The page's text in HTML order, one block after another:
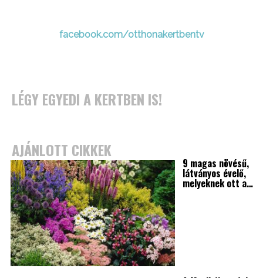
facebook.com/otthonakertbentv
LÉGY EGYEDI A KERTBEN IS!
AJÁNLOTT CIKKEK
9 magas növésű,
látványos évelő,
melyeknek ott a…